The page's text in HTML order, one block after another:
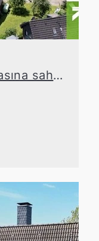
Eşsiz bir doğa manzarasına sahip, pastoral bir konumda yer alan geniş inşaat arsası